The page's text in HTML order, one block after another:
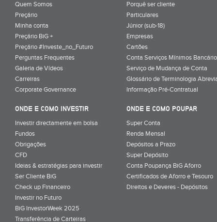
Quem Somos
Preçário
Minha conta
Preçário BiG +
Preçário #Investe_no_Futuro
Perguntas Frequentes
Galeria de Vídeos
Carreiras
Corporate Governance
Porquê ser cliente
Particulares
Júnior (sub-18)
Empresas
Cartões
Conta Serviços Mínimos
Serviço de Mudança de Conta
Glossário de Terminologia
Informação Pré-Contratual
ONDE E COMO INVESTIR
Investir directamente em bolsa
Fundos
Obrigações
CFD
Ideias & estratégias para investir
Ser Cliente BiG
Check up Financeiro
Investir no Futuro
BiG InvestorWeek 2025;
Transferência de Carteiras;
ONDE E COMO POUPAR
Super Conta
Renda Mensal
Depósitos a Prazo
Super Depósito
Conta Poupança BiG Aforro
Certificados de Aforro e Tesouro
Direitos e Deveres - Depósitos